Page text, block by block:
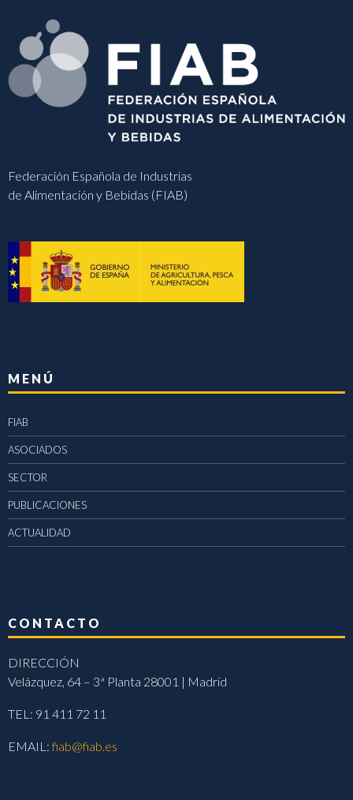
Federación Española de Industrias
de Alimentación y Bebidas (FIAB)
MENÚ
FIAB
ASOCIADOS
SECTOR
PUBLICACIONES
ACTUALIDAD
CONTACTO
DIRECCIÓN
Velázquez, 64 – 3ª Planta 28001 | Madrid
TEL: 91 411 72 11
EMAIL:fiab@fiab.es